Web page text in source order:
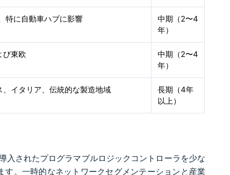
特に自動車ハブに影響
中期（2〜4
年）
び東欧
中期（2〜4
年）
、イタリア、伝統的な製造地域
長期（4年
以上）
入されたプログラマブルロジックコントローラを少な
。一時的なネットワークセグメンテーションと産業